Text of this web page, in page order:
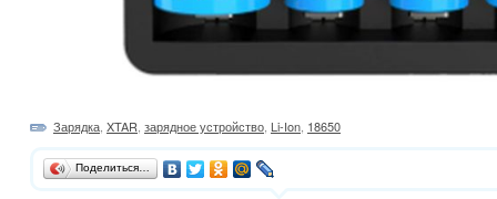
Зарядка, XTAR, зарядное устройство, Li-Ion, 18650
Поделиться…